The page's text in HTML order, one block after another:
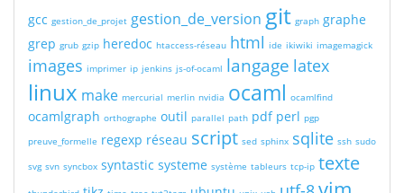
gcc gestion_de_projet gestion_de_version git graph graphe
grep grub gzip heredoc htaccess-réseau html ide ikiwiki imagemagick
images imprimer ip jenkins js-of-ocaml langage latex
linux make mercurial merlin nvidia ocaml ocamlfind
ocamlgraph orthographe outil parallel path pdf perl pgp
preuve_formelle regexp réseau script sed sphinx sqlite ssh sudo
svg svn syncbox syntastic systeme système tableurs tcp-ip texte